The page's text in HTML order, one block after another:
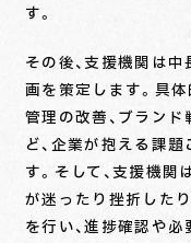
す。
その後、支援機関は
画を策定します。具
管理の改善、ブラン
ど、企業が抱える課
す。そして、支援機
が迷ったり挫折した
を行い、進捗確認や